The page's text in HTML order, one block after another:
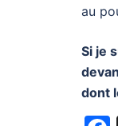
au
Si je
dont